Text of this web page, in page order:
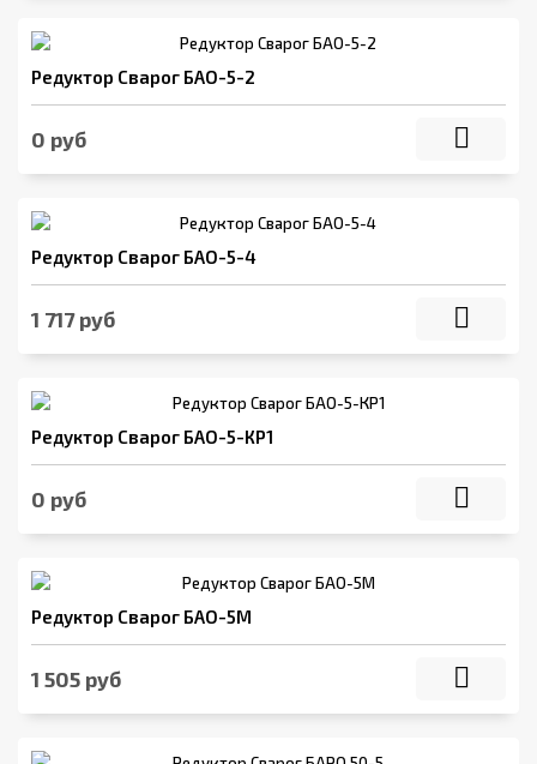
Редуктор Сварог БАО-5-2
0 руб
Редуктор Сварог БАО-5-4
1 717 руб
Редуктор Сварог БАО-5-КР1
0 руб
Редуктор Сварог БАО-5М
1 505 руб